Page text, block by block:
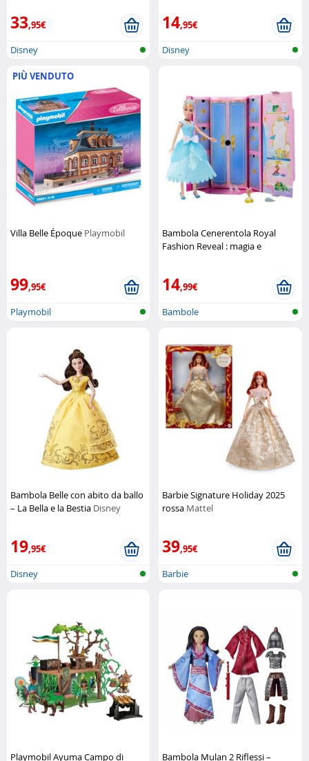
33,95€
Disney
14,95€
Disney
PIÙ VENDUTO
Villa Belle Époque Playmobil
99,95€
Playmobil
Bambola Cenerentola Royal
Fashion Reveal : magia e
14,99€
Bambole
Bambola Belle con abito da ballo
– La Bella e la Bestia Disney
19,95€
Disney
Barbie Signature Holiday 2025
rossa Mattel
39,95€
Barbie
Playmobil Ayuma Campo di
Bambola Mulan 2 Riflessi –